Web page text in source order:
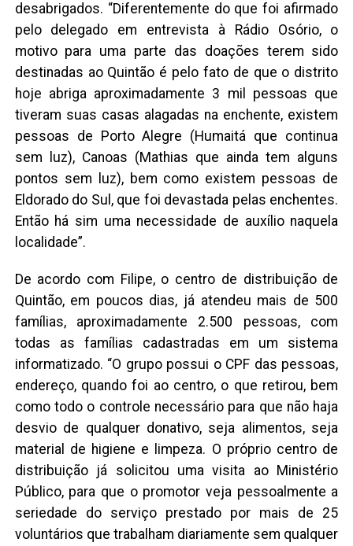
desabrigados. “Diferentemente do que foi afirmado
pelo delegado em entrevista à Rádio Osório, o
motivo para uma parte das doações terem sido
destinadas ao Quintão é pelo fato de que o distrito
hoje abriga aproximadamente 3 mil pessoas que
tiveram suas casas alagadas na enchente, existem
pessoas de Porto Alegre (Humaitá que continua
sem luz), Canoas (Mathias que ainda tem alguns
pontos sem luz), bem como existem pessoas de
Eldorado do Sul, que foi devastada pelas enchentes.
Então há sim uma necessidade de auxílio naquela
localidade”.
De acordo com Filipe, o centro de distribuição de
Quintão, em poucos dias, já atendeu mais de 500
famílias, aproximadamente 2.500 pessoas, com
todas as famílias cadastradas em um sistema
informatizado. “O grupo possui o CPF das pessoas,
endereço, quando foi ao centro, o que retirou, bem
como todo o controle necessário para que não haja
desvio de qualquer donativo, seja alimentos, seja
material de higiene e limpeza. O próprio centro de
distribuição já solicitou uma visita ao Ministério
Público, para que o promotor veja pessoalmente a
seriedade do serviço prestado por mais de 25
voluntários que trabalham diariamente sem qualquer